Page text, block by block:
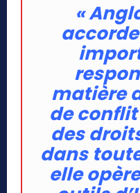
«
matière
de
des
dans
elle